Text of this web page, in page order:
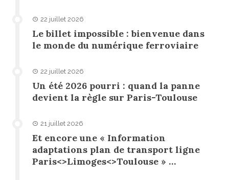
22 juillet 2026
Le billet impossible : bienvenue dans
le monde du numérique ferroviaire
22 juillet 2026
Un été 2026 pourri : quand la panne
devient la règle sur Paris-Toulouse
21 juillet 2026
Et encore une « Information
adaptations plan de transport ligne
Paris<>Limoges<>Toulouse » …